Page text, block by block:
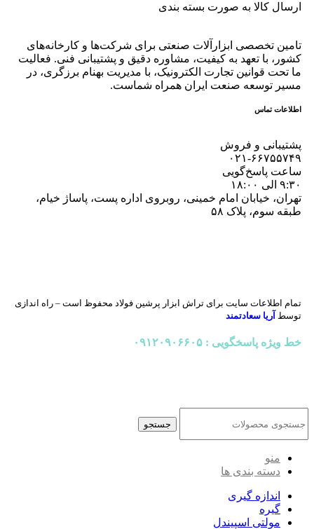
ارسال کالا به صورت بسته بندی
تامین تخصصی ابزارآلات صنعتی برای شرکت‌ها و کارخانه‌های
کشور، با تعهد به کیفیت، مشاوره دقیق و پشتیبانی فنی. فعالیت
ما تحت قوانین تجارت الکترونیک، با مدیریت بهنام برزگری، در
مسیر توسعه صنعت ایران همراه شماست.
اطلاعات تماس
پشتیبانی و فروش
۰۲۱-۶۶۷۵۵۷۴۹
ساعت پاسخ‌گویی
۹:۳۰ الی ۱۸:۰۰
تهران، خیابان امام خمینی، روبروی اداره پست، پاساژ خیام،
طبقه سوم، پلاک ۵۸
تمام اطلاعات سایت برای تراش ابزار پرشین فولاد محفوظ است – راه اندازی
توسط آریا سعادتمند
خط ویژه پاسخگویی : ۰۹۱۲۰۹۰۶۶۰۵
جستجو
منو
دسته بندی ها
اندازه گیری
گیره
مولتی اسپیندل